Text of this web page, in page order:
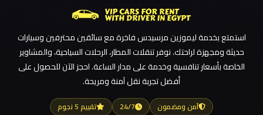
ليموزين مطار العلمين الجديدة
ليموزين مطار العلمين
ليموزين مطار العالمين
ليموزين مطار العاصمة الادارية
ليموزين مطار اكتوبر
ليموزين
استمتع بخدمة ليموزين مرسيدس فاخرة مع سائقين محترفين وسيارات
حديثة ومجهزة لراحتك. نوفر تنقلات المطار، الرحلات السياحية، والمشاوير
الخاصة بأسعار تنافسية وخدمة على مدار الساعة. احجز الآن للحصول على
أفضل تجربة نقل آمنة ومريحة.
آمن ومضمون 24/7 تقييم 5 نجوم